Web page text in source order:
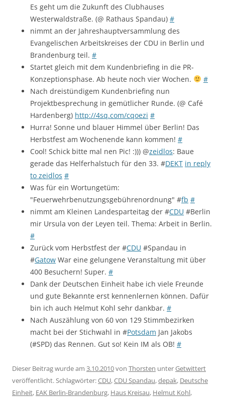
Es geht um die Zukunft des Clubhauses
Westerwaldstraße. (@ Rathaus Spandau) #
nimmt an der Jahreshauptversammlung des
Evangelischen Arbeitskreises der CDU in Berlin und
Brandenburg teil. #
Startet gleich mit dem Kundenbriefing in die PR-
Konzeptionsphase. Ab heute noch vier Wochen.
#
Nach dreistündigem Kundenbriefing nun
Projektbesprechung in gemütlicher Runde. (@ Café
Hardenberg) http://4sq.com/cqoezi #
Hurra! Sonne und blauer Himmel über Berlin! Das
Herbstfest am Wochenende kann kommen! #
Cool! Schick bitte mal nen Pic! :))) @zeidlos: Baue
gerade das Helferhalstuch für den 33. #DEKT in reply
to zeidlos #
Was für ein Wortungetüm:
"Feuerwehrbenutzungsgebührenordnung" #fb #
nimmt am Kleinen Landesparteitag der #CDU #Berlin
mir Ursula von der Leyen teil. Thema: Arbeit in Berlin.
#
Zurück vom Herbstfest der #CDU #Spandau in
#Gatow War eine gelungene Veranstaltung mit über
400 Besuchern! Super. #
Dank der Deutschen Einheit habe ich viele Freunde
und gute Bekannte erst kennenlernen können. Dafür
bin ich auch Helmut Kohl sehr dankbar. #
Nach Auszählung von 60 von 129 Stimmbezirken
macht bei der Stichwahl in #Potsdam Jan Jakobs
(#SPD) das Rennen. Gut so! Kein IM als OB! #
Dieser Beitrag wurde am 3.10.2010von Thorsten unterGetwittert
veröffentlicht. Schlagwörter:CDU,CDU Spandau,depak, Deutsche
Einheit, EAK Berlin-Brandenburg, Haus Kreisau, Helmut Kohl,